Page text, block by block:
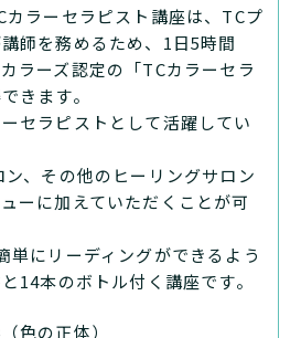
ラーセラピスト講座は、TCプ
師を務めるため、1日5時間
ラーズ認定の「TCカラーセラ
きます。
セラピストとして活躍してい
、その他のヒーリングサロン
ーに加えていただくことが可
単にリーディングができるよう
14本のボトル付く講座です。
色の正体）